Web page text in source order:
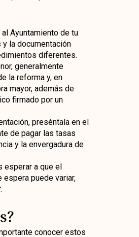
Ayuntamiento de tu
la documentación
diferentes.
generalmente
la reforma y, en
mayor, además de
firmado por un
preséntala en el
de pagar las tasas
y la envergadura de
esperar a que el
puede variar,
conocer estos